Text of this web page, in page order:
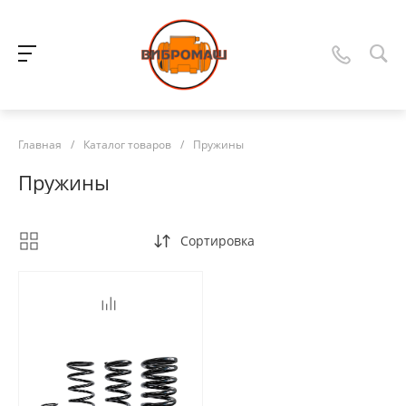
Главная / Каталог товаров / Пружины
Пружины
Сортировка